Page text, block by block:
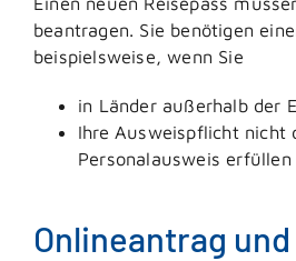
beantragen. Sie benötigen
beispielsweise, wenn Sie
in Länder außerhalb der
Ihre Ausweispflicht nicht
Personalausweis erfüllen
Onlineantrag